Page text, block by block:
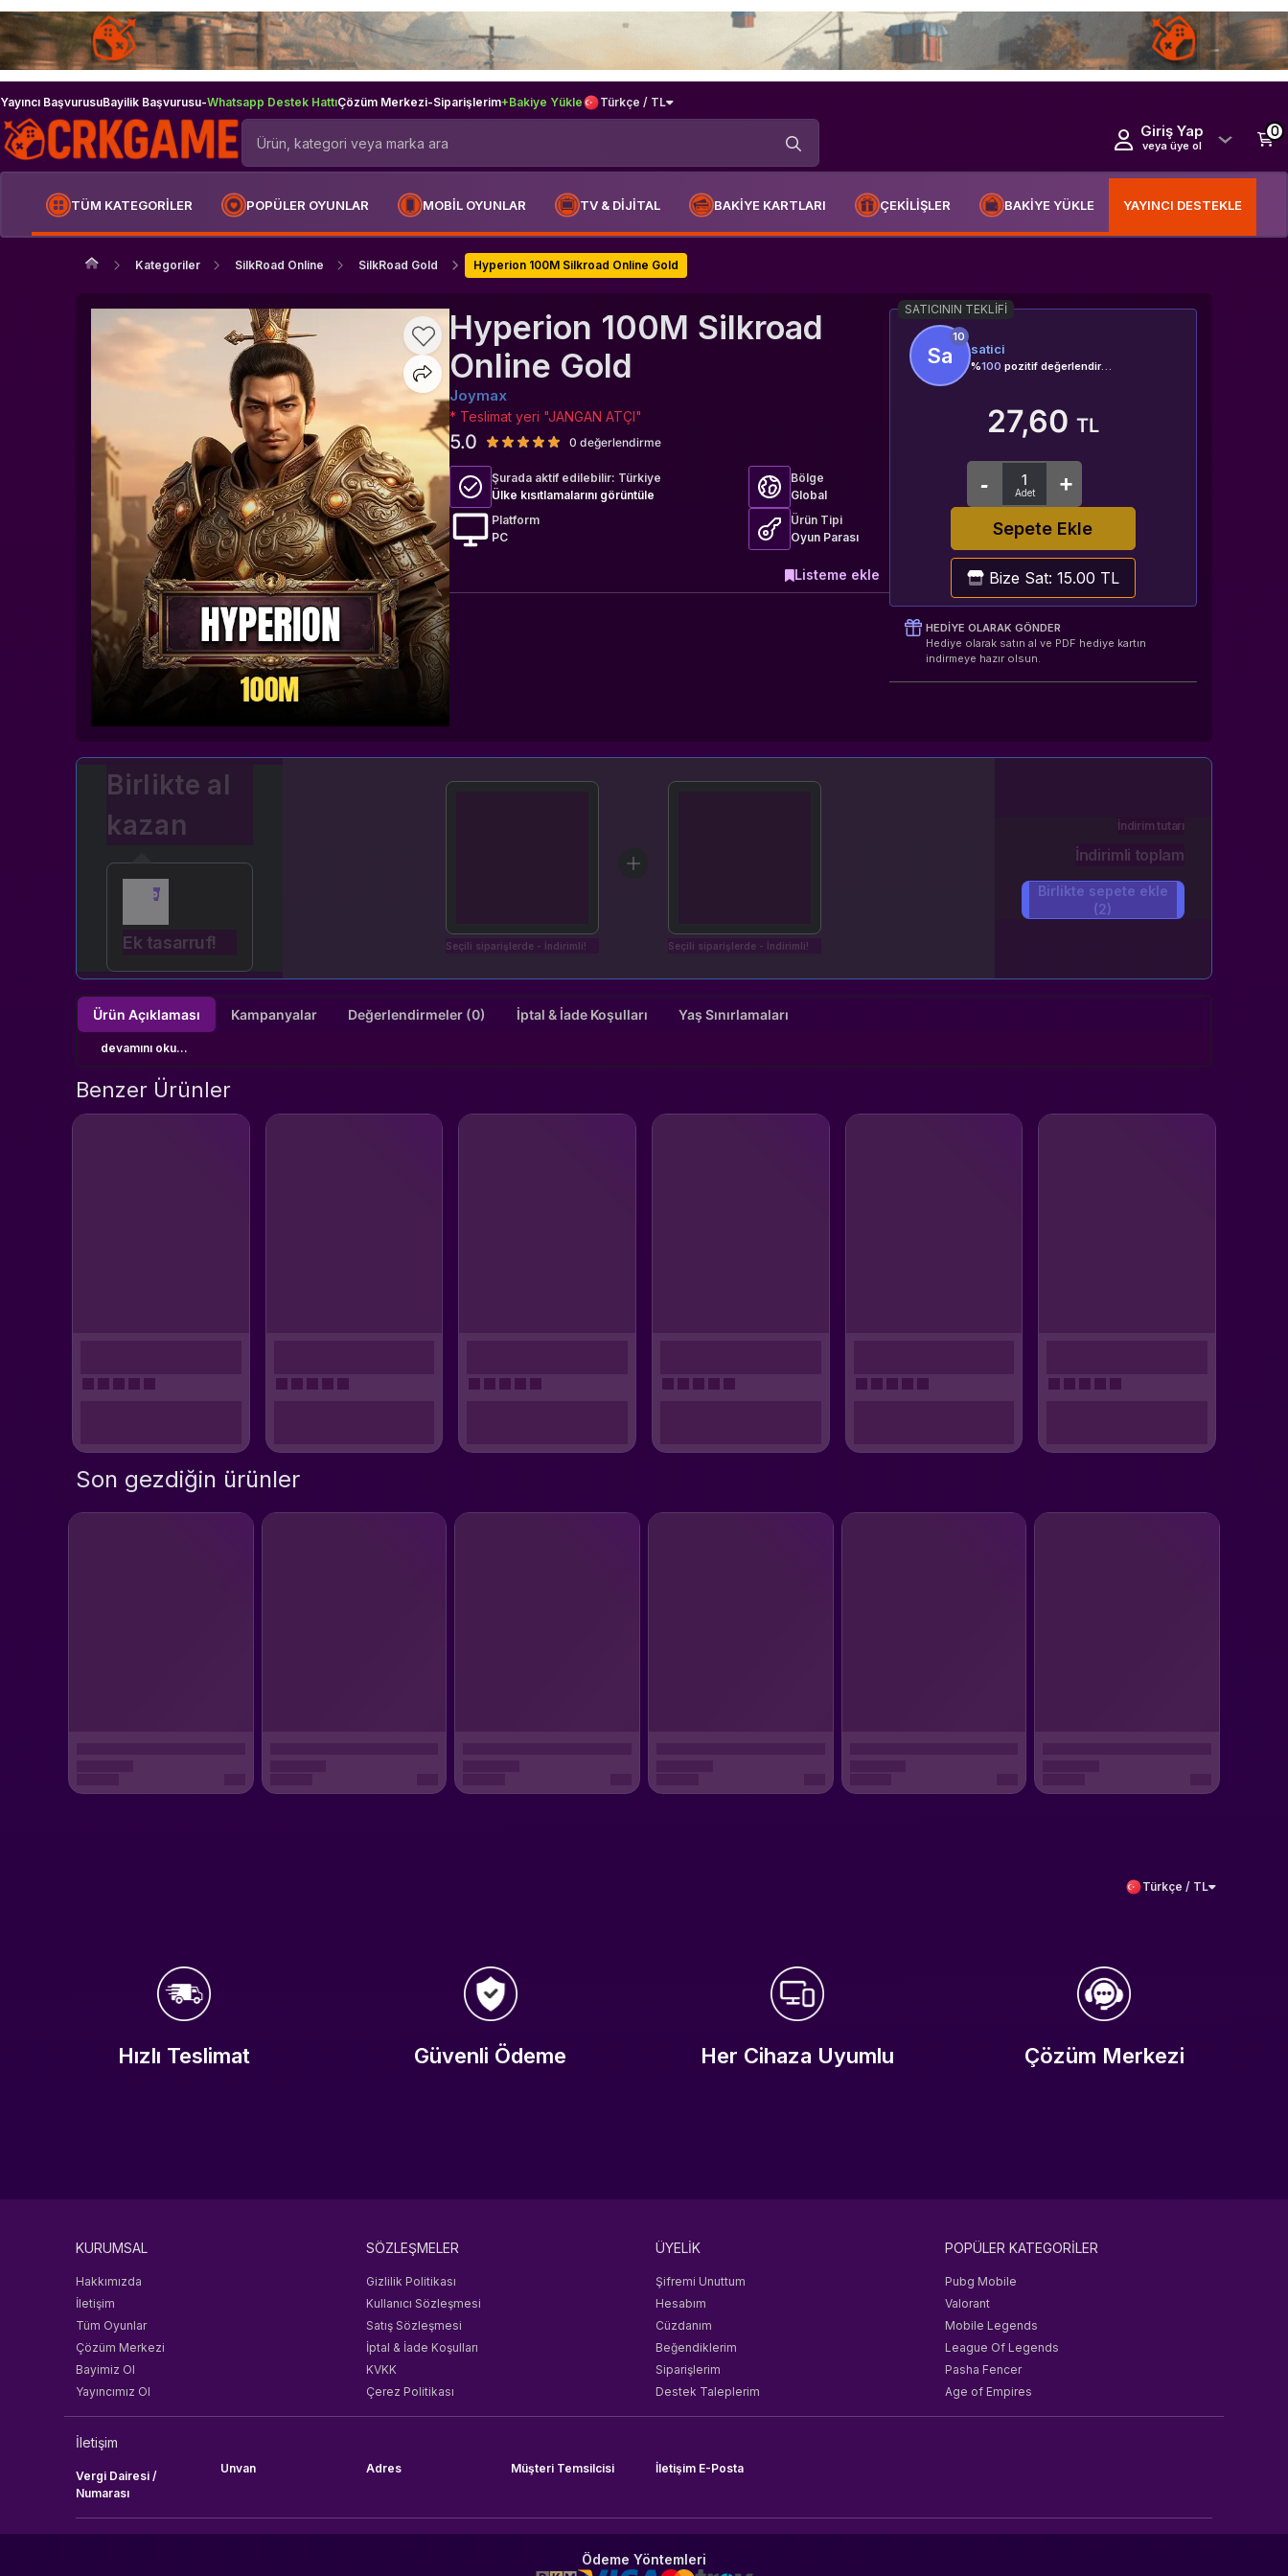
Yayıncı BaşvurusuBayilik Başvurusu-Whatsapp Destek HattıÇözüm Merkezi-Siparişlerim+Bakiye Yükle Türkçe / TL
Giriş Yap
veya üye ol
0
TÜM KATEGORİLER POPÜLER OYUNLAR MOBİL OYUNLAR TV & DİJİTAL BAKİYE KARTLARI ÇEKİLİŞLER BAKİYE YÜKLE YAYINCI DESTEKLE
Kategoriler SilkRoad Online SilkRoad Gold Hyperion 100M Silkroad Online Gold
Hyperion 100M Silkroad
Online Gold
Joymax
* Teslimat yeri "JANGAN ATÇI"
5.0 0 değerlendirme
Şurada aktif edilebilir: Türkiye
Ülke kısıtlamalarını görüntüle
Bölge
Global
Platform
PC
Ürün Tipi
Oyun Parası
Listeme ekle
SATICININ TEKLIFI
10
Sa satici
%100 pozitif değerlendirme
27,60 TL
Sepete Ekle
Bize Sat: 15.00 TL
HEDIYE OLARAK GÖNDER
Hediye olarak satın al ve PDF hediye kartın
indirmeye hazır olsun.
Birlikte al
kazan
Ek tasarruf! Seçili siparişlerde - İndirimli! Seçili siparişlerde - İndirimli!
İndirim tutarı
İndirimli toplam
Birlikte sepete ekle
(2)
Ürün Açıklaması Kampanyalar Değerlendirmeler (0) İptal & İade Koşulları Yaş Sınırlamaları
devamını oku...
Benzer Ürünler
Son gezdiğin ürünler
Türkçe / TL
Hızlı Teslimat Güvenli Ödeme Her Cihaza Uyumlu Çözüm Merkezi
KURUMSAL
Hakkımızda
İletişim
Tüm Oyunlar
Çözüm Merkezi
Bayimiz Ol
Yayıncımız Ol
SÖZLEŞMELER
Gizlilik Politikası
Kullanıcı Sözleşmesi
Satış Sözleşmesi
İptal & İade Koşulları
KVKK
Çerez Politikası
ÜYELİK
Şifremi Unuttum
Hesabım
Cüzdanım
Beğendiklerim
Siparişlerim
Destek Taleplerim
POPÜLER KATEGORİLER
Pubg Mobile
Valorant
Mobile Legends
League Of Legends
Pasha Fencer
Age of Empires
İletişim
Vergi Dairesi /
Numarası
Unvan Adres Müşteri Temsilcisi İletişim E-Posta
Ödeme Yöntemleri